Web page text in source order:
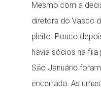
Mesmo com a
diretora do Vasco
pleito. Pouco
havia sócios na fila
São Januário
encerrada. As